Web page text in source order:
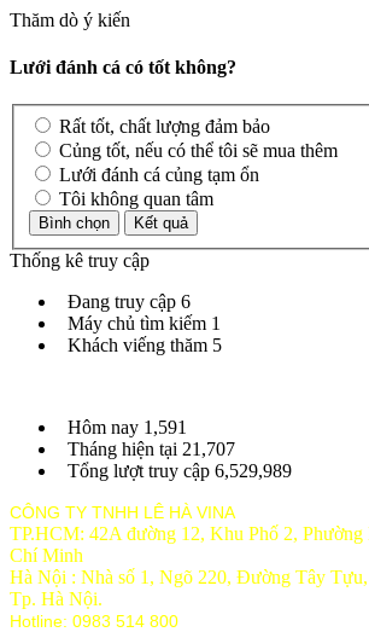
Thăm dò ý kiến
Lưới đánh cá có tốt không?
Rất tốt, chất lượng đảm bảo
Củng tốt, nếu có thể tôi sẽ mua thêm
Lưới đánh cá củng tạm ổn
Tôi không quan tâm
Thống kê truy cập
Đang truy cập 6
Máy chủ tìm kiếm 1
Khách viếng thăm 5
Hôm nay 1,591
Tháng hiện tại 21,707
Tổng lượt truy cập 6,529,989
CÔNG TY TNHH LÊ HÀ VINA
TP.HCM: 42A đường 12, Khu Phố 2,
Chí Minh
Hà Nội : Nhà số 1, Ngõ 220, Đường Tây
Tp. Hà Nội.
Hotline: 0983 514 800